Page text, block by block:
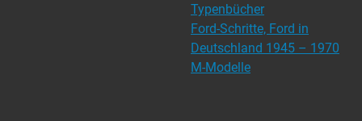
Typenbücher
Ford-Schritte, Ford in
Deutschland 1945 – 1970
M-Modelle